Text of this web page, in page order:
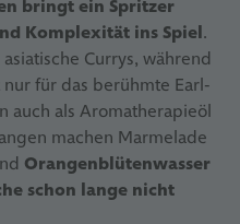
bringt ein Spritzer
Komplexität ins Spiel.
Currys, während
für das berühmte Earl-
auch als Aromatherapieöl
machen Marmelade
Orangenblütenwasser
schon lange nicht